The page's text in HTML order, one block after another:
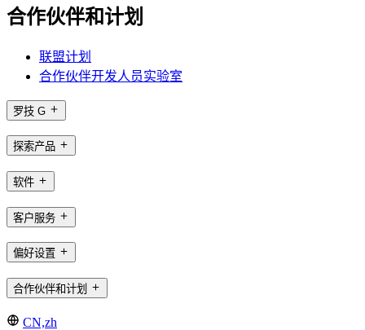
合作伙伴和计划
联盟计划
合作伙伴开发人员实验室
罗技 G
探索产品
软件
客户服务
偏好设置
合作伙伴和计划
CN,zh